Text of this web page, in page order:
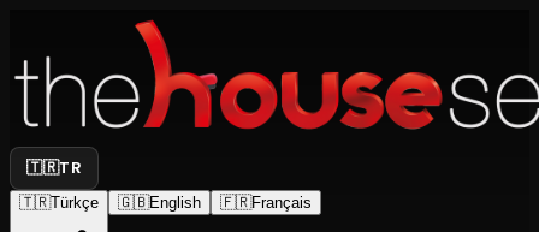
🇹🇷TR
🇹🇷Türkçe 🇬🇧English 🇫🇷Français